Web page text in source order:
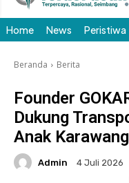
Home News Peristiwa
Beranda Berita
Founder
Dukung
Anak Karawang
Admin 4 Juli 2026